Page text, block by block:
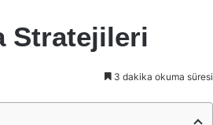
Stratejileri
3 dakika okuma süresi